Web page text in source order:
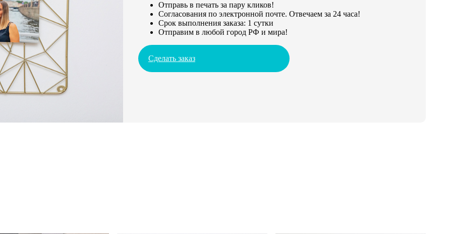
Отправь в печать за пару кликов!
Согласования по электронной почте. Отвечаем за 24 часа!
Срок выполнения заказа: 1 сутки
Отправим в любой город РФ и мира!
Сделать заказ